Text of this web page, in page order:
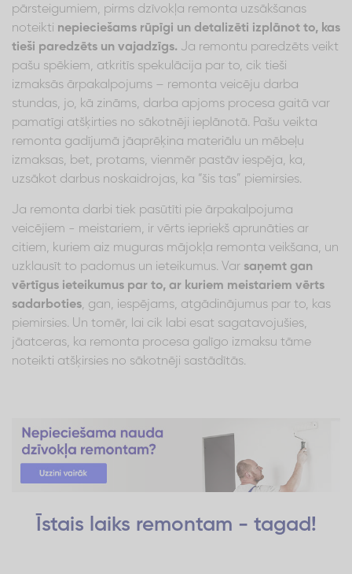
pārsteigumiem, pirms dzīvokļa remonta uzsākšanas
noteikti nepieciešams rūpīgi un detalizēti izplānot to, kas
tieši paredzēts un vajadzīgs. Ja remontu paredzēts veikt
pašu spēkiem, atkritīs spekulācija par to, cik tieši
izmaksās ārpakalpojums – remonta veicēju darba
stundas, jo, kā zināms, darba apjoms procesa gaitā var
pamatīgi atšķirties no sākotnēji ieplānotā. Pašu veikta
remonta gadījumā jāaprēķina materiālu un mēbeļu
izmaksas, bet, protams, vienmēr pastāv iespēja, ka,
uzsākot darbus noskaidrojas, ka “šis tas” piemirsies.
Ja remonta darbi tiek pasūtīti pie ārpakalpojuma
veicējiem - meistariem, ir vērts iepriekš aprunāties ar
citiem, kuriem aiz muguras mājokļa remonta veikšana, un
uzklausīt to padomus un ieteikumus. Var saņemt gan
vērtīgus ieteikumus par to, ar kuriem meistariem vērts
sadarboties, gan, iespējams, atgādinājumus par to, kas
piemirsies. Un tomēr, lai cik labi esat sagatavojušies,
jāatceras, ka remonta procesa galīgo izmaksu tāme
noteikti atšķirsies no sākotnēji sastādītās.
Īstais laiks remontam - tagad!